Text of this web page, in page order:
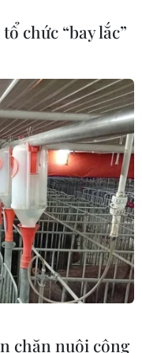
chức “bay lắc”
chăn nuôi công